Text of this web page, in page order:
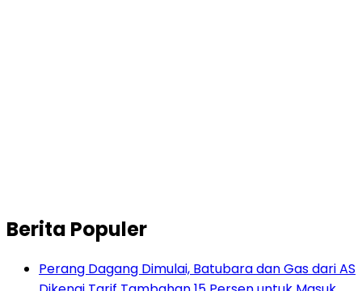
Berita Populer
Perang Dagang Dimulai, Batubara dan Gas dari AS